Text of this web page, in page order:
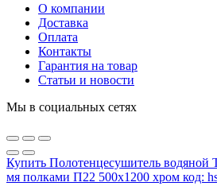
О компании
Доставка
Оплата
Контакты
Гарантия на товар
Статьи и новости
Мы в социальных сетях
Купить Полотенцесушитель водяной
мя полками П22 500х1200 хром код: